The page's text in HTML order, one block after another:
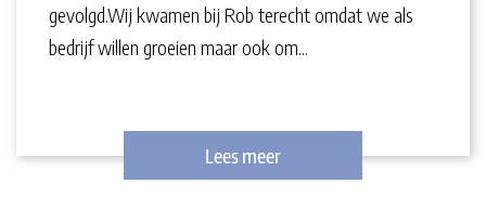
gevolgd.Wij kwamen bij Rob terecht omdat we als
bedrijf willen groeien maar ook om...
Lees meer